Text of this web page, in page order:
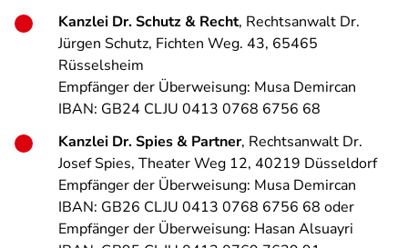
Kanzlei Dr. Schutz & Recht, Rechtsanwalt Dr.
Jürgen Schutz, Fichten Weg. 43, 65465
Rüsselsheim
Empfänger der Überweisung: Musa Demircan
IBAN: GB24 CLJU 0413 0768 6756 68
Kanzlei Dr. Spies & Partner, Rechtsanwalt Dr.
Josef Spies, Theater Weg 12, 40219 Düsseldorf
Empfänger der Überweisung: Musa Demircan
IBAN: GB26 CLJU 0413 0768 6756 68 oder
Empfänger der Überweisung: Hasan Alsuayri